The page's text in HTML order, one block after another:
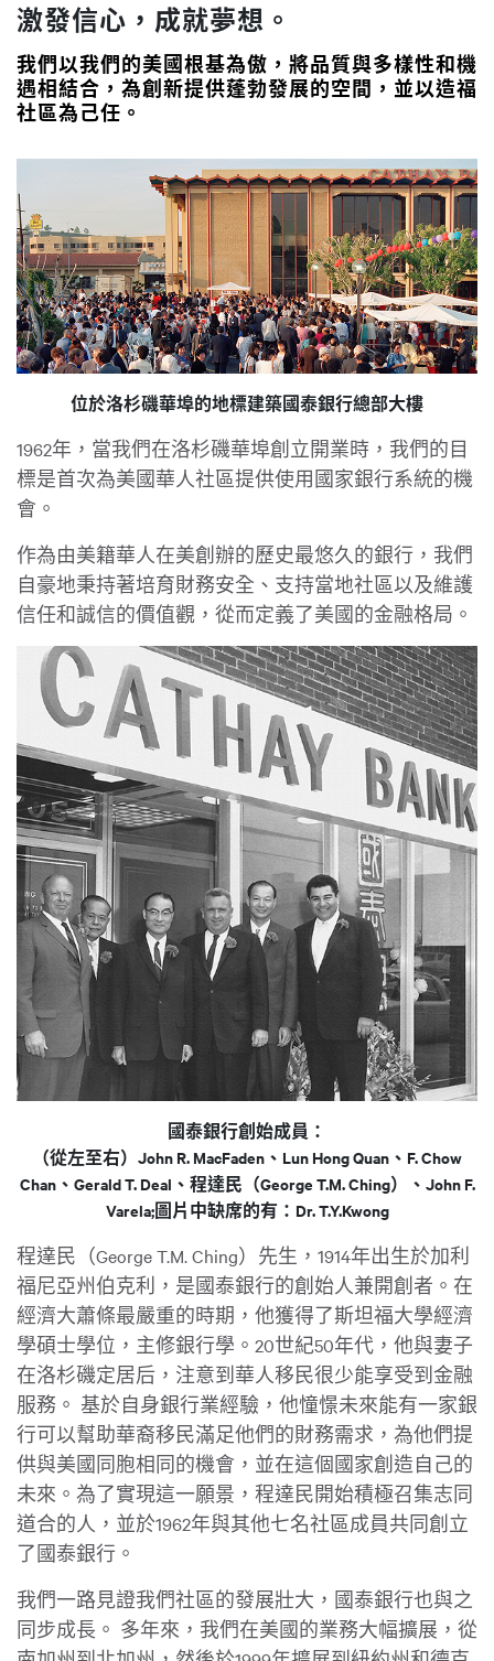
激發信心，成就夢想。
我們以我們的美國根基為傲，將品質與多樣性和機
遇相結合，為創新提供蓬勃發展的空間，並以造福
社區為己任。
位於洛杉磯華埠的地標建築國泰銀行總部大樓
1962年，當我們在洛杉磯華埠創立開業時，我們的目
標是首次為美國華人社區提供使用國家銀行系統的機
會。
作為由美籍華人在美創辦的歷史最悠久的銀行，我們
自豪地秉持著培育財務安全、支持當地社區以及維護
信任和誠信的價值觀，從而定義了美國的金融格局。
國泰銀行創始成員：
（從左至右）John R. MacFaden、Lun Hong Quan、F. Chow
Chan、Gerald T. Deal、程達民（George T.M. Ching）、John F.
Varela;圖片中缺席的有：Dr. T.Y.Kwong
程達民（George T.M. Ching）先生，1914年出生於加利
福尼亞州伯克利，是國泰銀行的創始人兼開創者。在
經濟大蕭條最嚴重的時期，他獲得了斯坦福大學經濟
學碩士學位，主修銀行學。20世紀50年代，他與妻子
在洛杉磯定居后，注意到華人移民很少能享受到金融
服務。 基於自身銀行業經驗，他憧憬未來能有一家銀
行可以幫助華裔移民滿足他們的財務需求，為他們提
供與美國同胞相同的機會，並在這個國家創造自己的
未來。為了實現這一願景，程達民開始積極召集志同
道合的人，並於1962年與其他七名社區成員共同創立
了國泰銀行。
我們一路見證我們社區的發展壯大，國泰銀行也與之
同步成長。 多年來，我們在美國的業務大幅擴展，從